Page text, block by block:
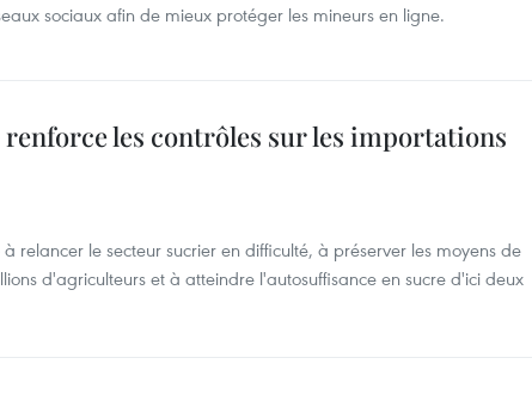
sociaux afin de mieux protéger les mineurs en ligne.
les contrôles sur les importations
relancer le secteur sucrier en difficulté, à préserver les moyens de
d'agriculteurs et à atteindre l'autosuffisance en sucre d'ici deux